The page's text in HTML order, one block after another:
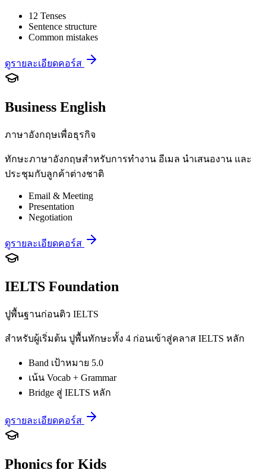
12 Tenses
Sentence structure
Common mistakes
ดูรายละเอียดคอร์ส
Business English
ภาษาอังกฤษเพื่อธุรกิจ
ทักษะภาษาอังกฤษสำหรับการทำงาน อีเมล นำเสนองาน และ
ประชุมกับลูกค้าต่างชาติ
Email & Meeting
Presentation
Negotiation
ดูรายละเอียดคอร์ส
IELTS Foundation
ปูพื้นฐานก่อนติว IELTS
สำหรับผู้เริ่มต้น ปูพื้นทักษะทั้ง 4 ก่อนเข้าสู่คลาส IELTS หลัก
Band เป้าหมาย 5.0
เน้น Vocab + Grammar
Bridge สู่ IELTS หลัก
ดูรายละเอียดคอร์ส
Phonics for Kids